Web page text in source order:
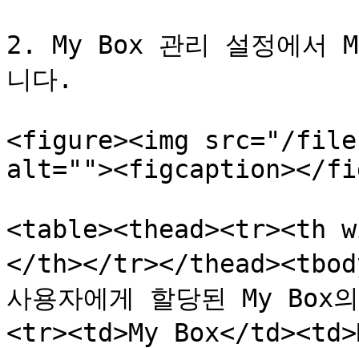
2. My Box 관리 설정에서
니다.
<figure><img src="/files/
alt=""><figcaption></
<table><thead><tr><th
</th></tr></
사용자에게 할당된 My
<tr><td>My Box</